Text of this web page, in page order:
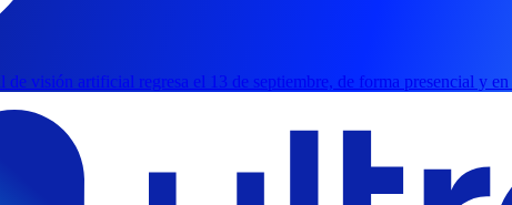
de visión artificial regresa el 13 de septiembre, de forma presencial y en